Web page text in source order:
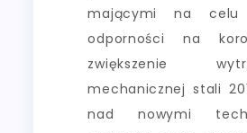
mającymi na celu
odporności na
zwiększenie
mechanicznej stali
nad nowymi